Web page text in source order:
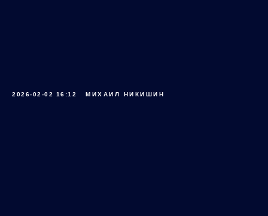
2026-02-02 16:12 МИХАИЛ НИКИШИН